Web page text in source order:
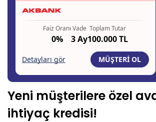
Yeni müşterilere özel
ihtiyaç kredisi!